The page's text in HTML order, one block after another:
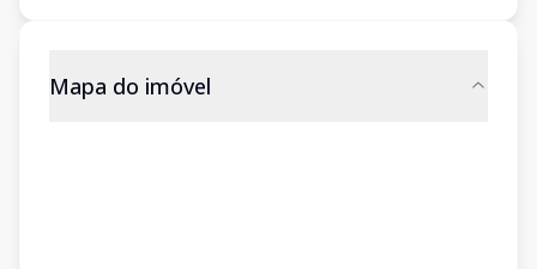
Mapa do imóvel